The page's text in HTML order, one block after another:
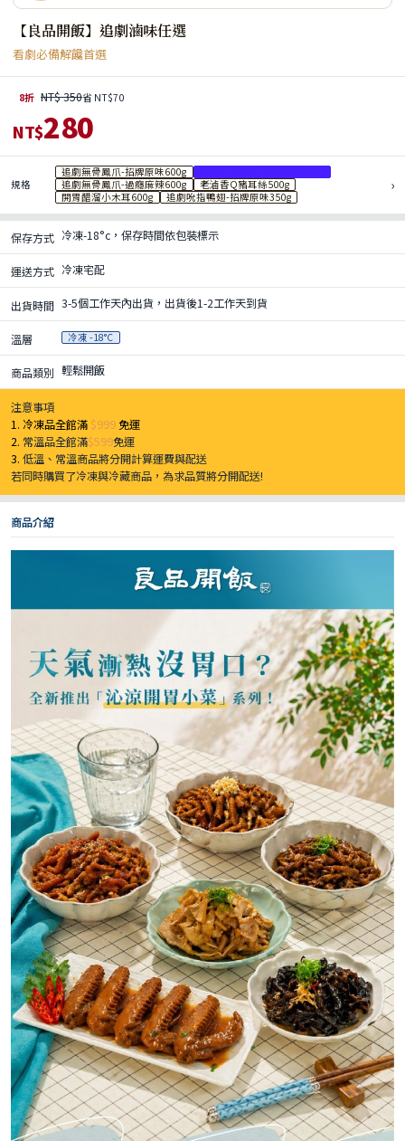
【良品開飯】追劇滷味任選
看劇必備解饞首選
8折 NT$ 350省 NT$70
NT$280
規格
追劇無骨鳳爪-招牌原味600g
追劇無骨鳳爪-過癮麻辣600g
老滷香Q豬耳絲500g
開胃醋溜小木耳600g
追劇吮指鴨翅-招牌原味350g
›
保存方式 冷凍-18°c，保存時間依包裝標示
運送方式 冷凍宅配
出貨時間 3-5個工作天內出貨，出貨後1-2工作天到貨
溫層 冷凍 -18°C
商品類別 輕鬆開飯
注意事項
1. 冷凍品全館滿 $999免運
2. 常溫品全館滿$599免運
3.低溫、常溫商品將分開計算運費與配送
若同時購買了冷凍與冷藏商品，為求品質將分開配送!
商品介紹